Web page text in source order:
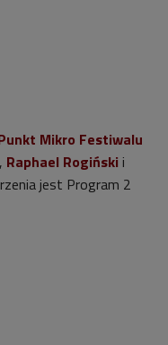
Mikro Festiwalu
, Raphael Rogiński i
jest Program 2